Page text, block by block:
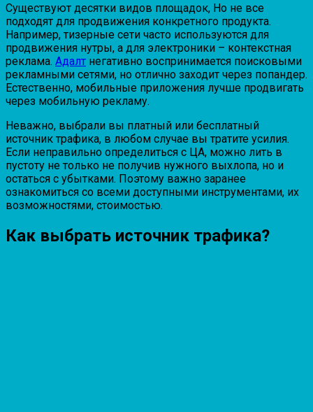
Существуют десятки видов площадок, Но не все
подходят для продвижения конкретного продукта.
Например, тизерные сети часто используются для
продвижения нутры, а для электроники – контекстная
реклама. Адалт негативно воспринимается поисковыми
рекламными сетями, но отлично заходит через попандер.
Естественно, мобильные приложения лучше продвигать
через мобильную рекламу.
Неважно, выбрали вы платный или бесплатный
источник трафика, в любом случае вы тратите усилия.
Если неправильно определиться с ЦА, можно лить в
пустоту не только не получив нужного выхлопа, но и
остаться с убытками. Поэтому важно заранее
ознакомиться со всеми доступными инструментами, их
возможностями, стоимостью.
Как выбрать источник трафика?